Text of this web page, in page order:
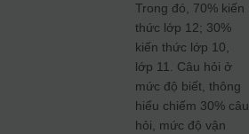
Trong đó, 70% kiến
thức lớp 12; 30%
kiến thức lớp 10,
lớp 11. Câu hỏi ở
mức độ biết, thông
hiểu chiếm 30% câu
hỏi, mức độ vận